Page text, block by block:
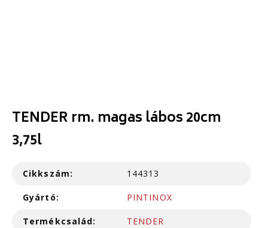
TENDER rm. magas lábos 20cm
3,75l
Cikkszám: 144313
Gyártó: PINTINOX
Termékcsalád: TENDER